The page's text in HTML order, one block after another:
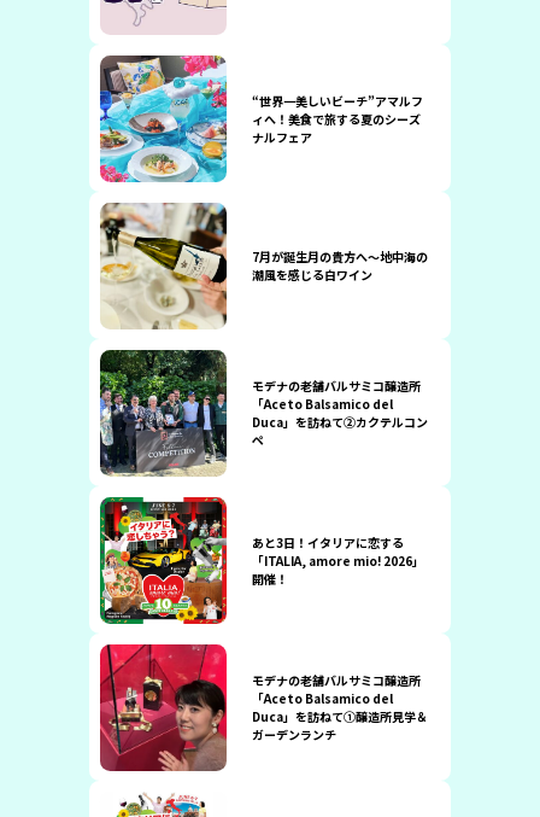
“世界一美しいビーチ”アマルフ
ィへ！美食で旅する夏のシーズ
ナルフェア
7月が誕生月の貴方へ〜地中海の
潮風を感じる白ワイン
モデナの老舗バルサミコ醸造所
「Aceto Balsamico del
Duca」を訪ねて②カクテルコン
ペ
あと3日！イタリアに恋する
「ITALIA, amore mio! 2026」
開催！
モデナの老舗バルサミコ醸造所
「Aceto Balsamico del
Duca」を訪ねて①醸造所見学＆
ガーデンランチ